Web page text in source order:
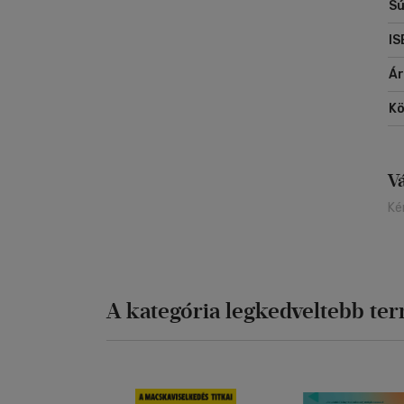
A kategória legkedveltebb